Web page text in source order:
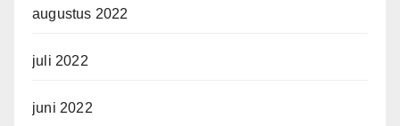
augustus 2022
juli 2022
juni 2022